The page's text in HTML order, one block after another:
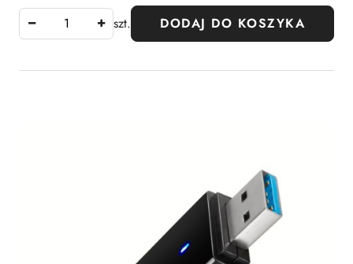
szt. DODAJ DO KOSZYKA